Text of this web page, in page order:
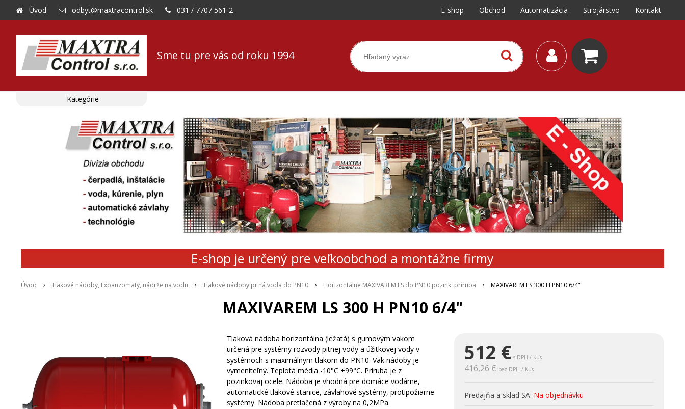
Sme tu pre vás od roku 1994
Úvod odbyt@maxtracontrol.sk 031 / 7707 561-2 E-shop Obchod Automatizácia Strojárstvo Kontakt
E-shop je určený pre veľkoobchod a montážne firmy
Úvod Tlakové nádoby, Expanzomaty, nádrže na vodu Tlakové nádoby pitná voda do PN10 Horizontálne MAXIVAREM LS do PN10 pozink. príruba MAXIVAREM LS 300 H PN10 6/4"
MAXIVAREM LS 300 H PN10 6/4"
512 € s DPH / Kus
416,26 € bez DPH / Kus
Predajňa a sklad SA: Na objednávku
Tlaková nádoba horizontálna (ležatá) s gumovým vakom
určená pre systémy rozvody pitnej vody a úžitkovej vody v
systémoch s maximálnym tlakom do PN10. Vak nádoby je
vymeniteľný. Teplotá média -10°C +99°C. Príruba je z
pozinkovaj ocele. Nádoba je vhodná pre domáce vodárne,
automatické tlakové stanice, závlahové systémy, protipožiarne
systémy. Nádoba pretlačená z výroby na 0,2MPa.
Kategórie